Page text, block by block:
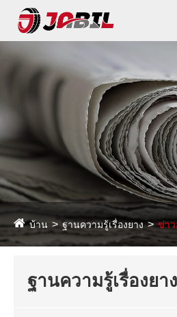
บ้าน ฐานความรู้เรื่องยาง ข่า
ฐานความรู้เรื่องยาง